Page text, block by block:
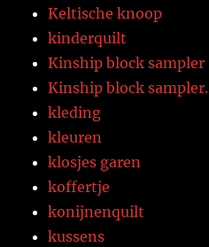
Keltische knoop
kinderquilt
Kinship block sampler
Kinship block sampler.
kleding
kleuren
klosjes garen
koffertje
konijnenquilt
kussens